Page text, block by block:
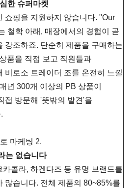
한 슈퍼마켓
쇼핑을 지원하지 않습니다. "Our
철학 아래, 매장에서의 경험이 곧
강조하죠. 단순히 제품을 구매하는
품을 직접 보고 직원들과
비로소 트레이더 조를 온전히 느낄
년 300개 이상의 PB 상품이
접 방문해 '뜻밖의 발견'을
마케팅 2.
는 없습니다
카콜라, 하겐다즈 등 유명 브랜드를
많습니다. 전체 제품의 80~85%를